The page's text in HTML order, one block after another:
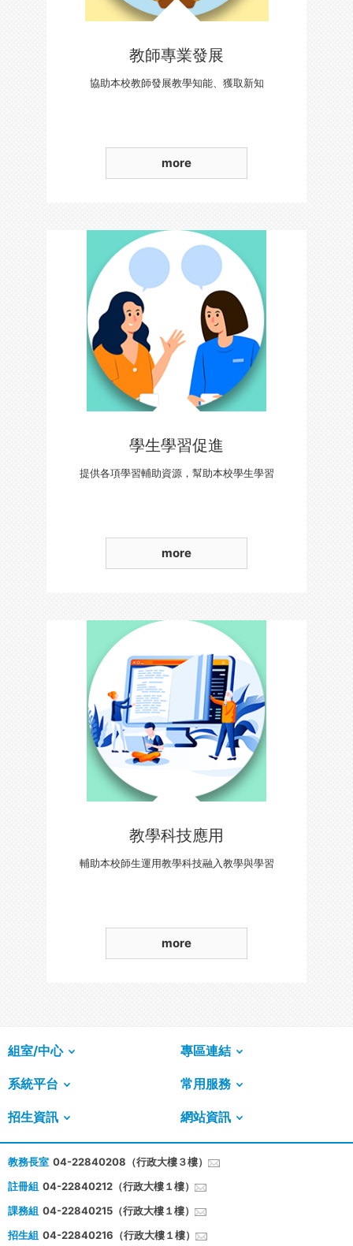
教師專業發展
協助本校教師發展教學知能、獲取新知
more
學生學習促進
提供各項學習輔助資源，幫助本校學生學習
more
教學科技應用
輔助本校師生運用教學科技融入教學與學習
more
組室/中心 專區連結
系統平台 常用服務
招生資訊 網站資訊
教務長室 04-22840208（行政大樓３樓）
註冊組 04-22840212（行政大樓１樓）
課務組 04-22840215（行政大樓１樓）
招生組 04-22840216（行政大樓１樓）